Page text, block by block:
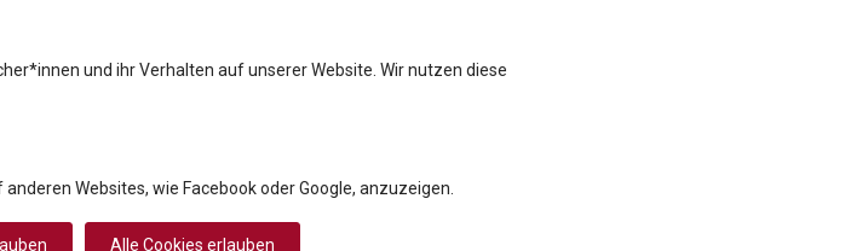
Disclaimer Impressum
und ihr Verhalten auf unserer Website. Wir nutzen diese
Websites, wie Facebook oder Google, anzuzeigen.
Alle Cookies erlauben